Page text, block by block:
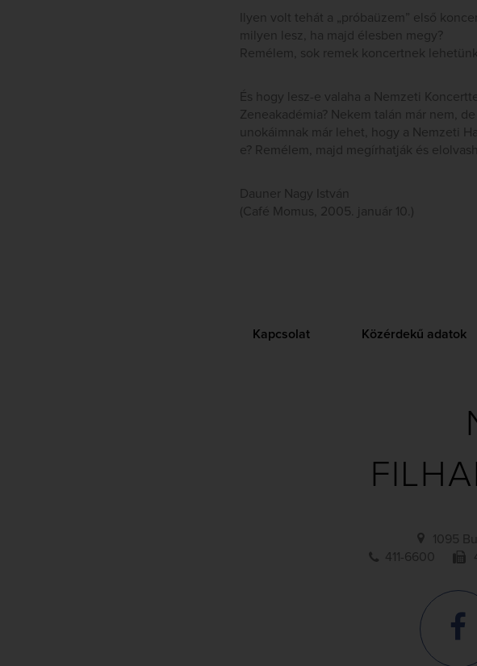
Ilyen volt tehát a „próbaüzem” első
milyen lesz, ha majd élesben megy?
Remélem, sok remek koncertnek
És hogy lesz-e valaha a Nemzeti
Zeneakadémia? Nekem talán már nem,
unokáimnak már lehet, hogy a Nemzeti
e? Remélem, majd megírhatják és
Dauner Nagy István
(Café Momus, 2005. január 10.)
Kapcsolat Közérdekű adatok
1095
411-6600